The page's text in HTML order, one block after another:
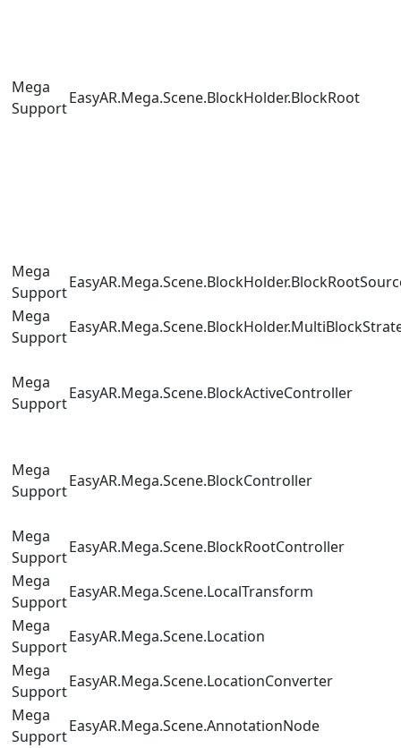
Mega
Support
EasyAR.Mega.Scene.BlockHolder.BlockRoot
Mega
Support
Mega
Support
Mega
Support
EasyAR.Mega.Scene.BlockActiveController
Mega
Support
EasyAR.Mega.Scene.BlockController
Mega
Support
EasyAR.Mega.Scene.BlockRootController
Mega
Support
EasyAR.Mega.Scene.LocalTransform
Mega
Support
EasyAR.Mega.Scene.Location
Mega
Support
EasyAR.Mega.Scene.LocationConverter
Mega
Support
EasyAR.Mega.Scene.AnnotationNode